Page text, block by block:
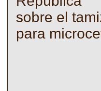
sobre el
para